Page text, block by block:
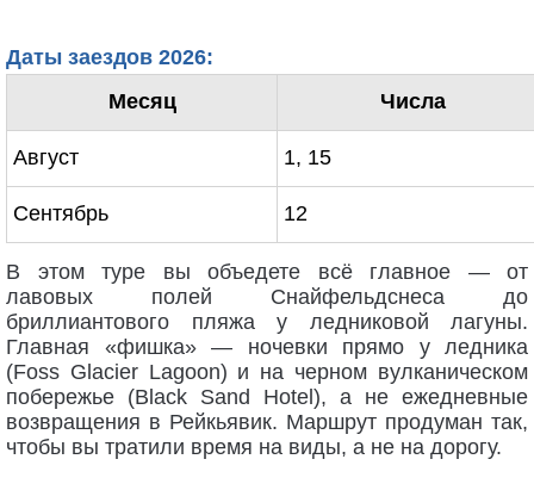
Даты заездов 2026:
Месяц
Числа
Август 1, 15
Сентябрь 12
В этом туре вы объедете всё главное — от
лавовых полей Снайфельдснеса до
бриллиантового пляжа у ледниковой лагуны.
Главная «фишка» — ночевки прямо у ледника
(Foss Glacier Lagoon) и на черном вулканическом
побережье (Black Sand Hotel), а не ежедневные
возвращения в Рейкьявик. Маршрут продуман так,
чтобы вы тратили время на виды, а не на дорогу.